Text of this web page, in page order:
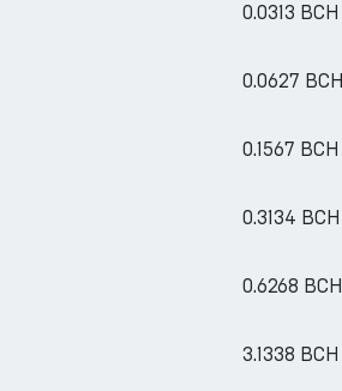
0.0313 BCH
0.0627
0.1567 BCH
0.3134 BCH
0.6268 BCH
3.1338 BCH